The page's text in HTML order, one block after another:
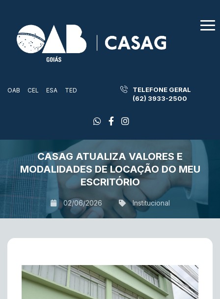
OAB CEL ESA TED
TELEFONE GERAL
(62) 3933-2500
CASAG ATUALIZA VALORES E
MODALIDADES DE LOCAÇÃO DO MEU
ESCRITÓRIO
02/06/2026 Institucional